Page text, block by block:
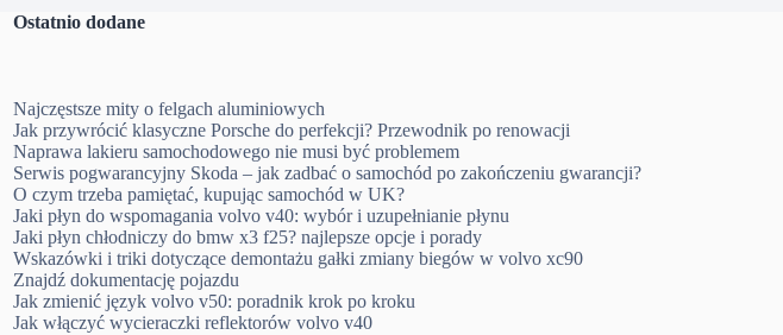
Ostatnio dodane
Najczęstsze mity o felgach aluminiowych
Jak przywrócić klasyczne Porsche do perfekcji? Przewodnik po renowacji
Naprawa lakieru samochodowego nie musi być problemem
Serwis pogwarancyjny Skoda – jak zadbać o samochód po zakończeniu gwarancji?
O czym trzeba pamiętać, kupując samochód w UK?
Jaki płyn do wspomagania volvo v40: wybór i uzupełnianie płynu
Jaki płyn chłodniczy do bmw x3 f25? najlepsze opcje i porady
Wskazówki i triki dotyczące demontażu gałki zmiany biegów w volvo xc90
Znajdź dokumentację pojazdu
Jak zmienić język volvo v50: poradnik krok po kroku
Jak włączyć wycieraczki reflektorów volvo v40